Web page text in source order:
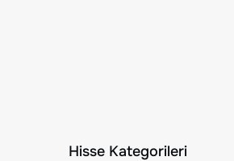
Hisse Kategorileri